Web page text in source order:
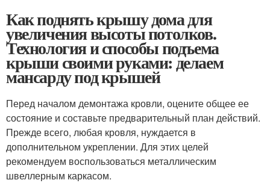
Как поднять крышу дома для
увеличения высоты потолков.
Технология и способы подъема
крыши своими руками: делаем
мансарду под крышей
Перед началом демонтажа кровли, оцените общее ее
состояние и составьте предварительный план действий.
Прежде всего, любая кровля, нуждается в
дополнительном укреплении. Для этих целей
рекомендуем воспользоваться металлическим
швеллерным каркасом.